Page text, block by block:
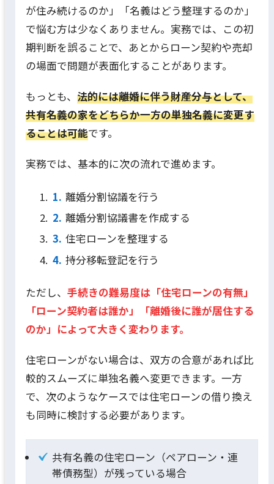
が住み続けるのか」「名義はどう整理するのか」
で悩む方は少なくありません。実務では、この初
期判断を誤ることで、あとからローン契約や売却
の場面で問題が表面化することがあります。
もっとも、 法的には離婚に伴う財産分与として、
共有名義の家をどちらか一方の単独名義に変更す
ることは可能です。
実務では、基本的に次の流れで進めます。
離婚分割協議を行う
離婚分割協議書を作成する
住宅ローンを整理する
持分移転登記を行う
ただし、 手続きの難易度は「住宅ローンの有無」
「ローン契約者は誰か」「離婚後に誰が居住する
のか」によって大きく変わります。
住宅ローンがない場合は、双方の合意があれば比
較的スムーズに単独名義へ変更できます。一方
で、次のようなケースでは住宅ローンの借り換え
も同時に検討する必要があります。
共有名義の住宅ローン（ペアローン・連
帯債務型）が残っている場合